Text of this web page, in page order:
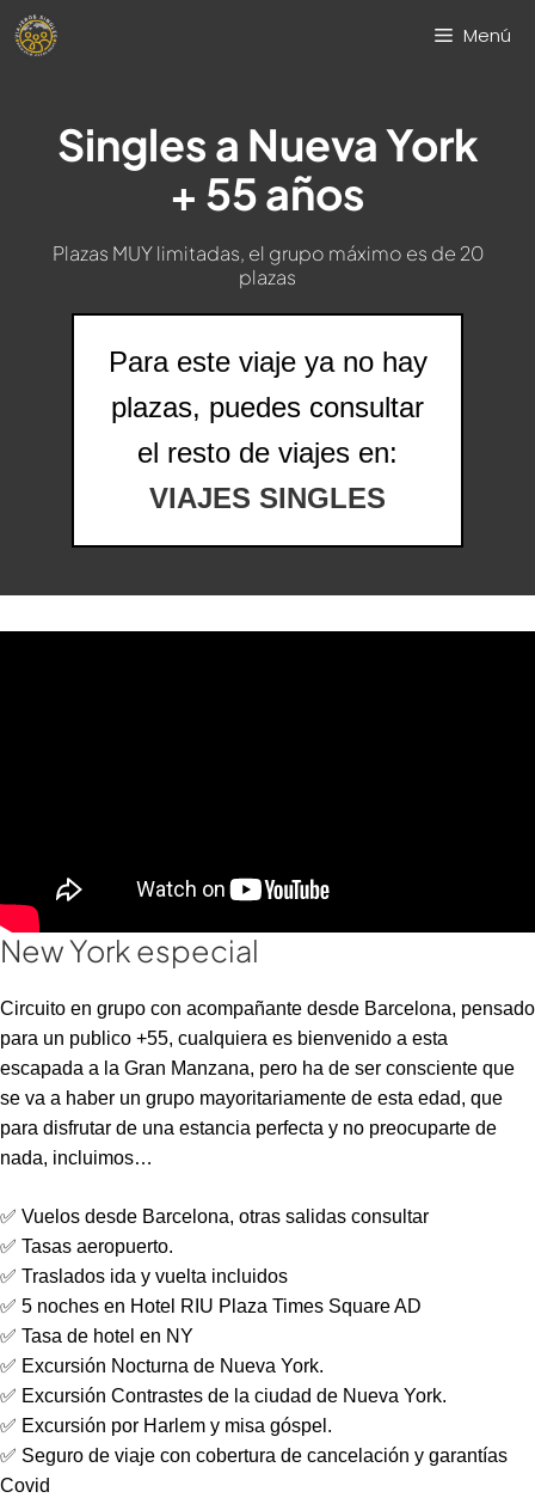
Saltar
Menú
Singles a Nueva York
+ 55 años
Plazas MUY limitadas, el grupo máximo es de 20
plazas
Para este viaje ya no hay
plazas, puedes consultar
el resto de viajes en:
VIAJES SINGLES
New York especial
Circuito en grupo con acompañante desde Barcelona, pensado
para un publico +55, cualquiera es bienvenido a esta
escapada a la Gran Manzana, pero ha de ser consciente que
se va a haber un grupo mayoritariamente de esta edad, que
para disfrutar de una estancia perfecta y no preocuparte de
nada, incluimos…
✅ Vuelos desde Barcelona, otras salidas consultar
✅ Tasas aeropuerto.
✅ Traslados ida y vuelta incluidos
✅ 5 noches en Hotel RIU Plaza Times Square AD
✅ Tasa de hotel en NY
✅ Excursión Nocturna de Nueva York.
✅ Excursión Contrastes de la ciudad de Nueva York.
✅ Excursión por Harlem y misa góspel.
✅ Seguro de viaje con cobertura de cancelación y garantías
Covid